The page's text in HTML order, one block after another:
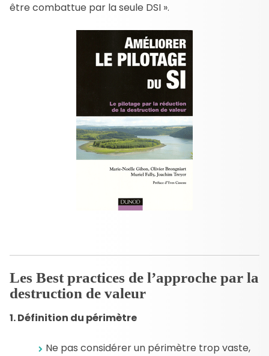
être combattue par la seule DSI ».
Les Best practices de l’approche par la
destruction de valeur
1. Définition du périmètre
Ne pas considérer un périmètre trop vaste,